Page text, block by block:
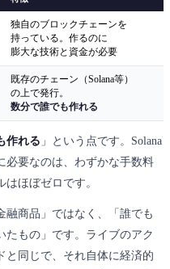
独自のブロックチェーンを
持っている。作るのに
膨大な技術と資金が必要
既存のチェーン（Solana等）
の上で発行。
数分で誰でも作れる
作れる 」という点です。Solana
必要なのは、わずかな手数料
ほぼゼロです。
融商品」ではなく、「誰でも
たもの」です。ライブのアク
と同じで、それ自体に経済的